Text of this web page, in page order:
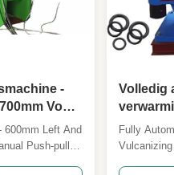
-
Voor
Pull Mold
600mm Left And
Push-pull
Volledig
Machine
Fully